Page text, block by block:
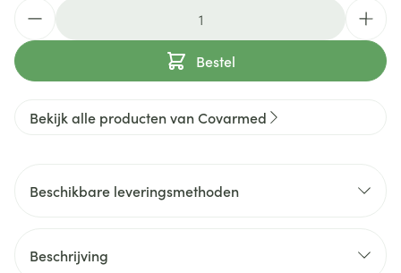
Bestel
Bekijk alle producten van Covarmed
Beschikbare leveringsmethoden
Beschrijving